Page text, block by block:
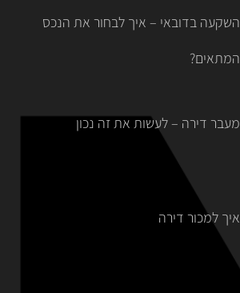
השקעה בדובאי – איך לבחור את הנכס
המתאים?
מעבר דירה – לעשות את זה נכון
איך למכור דירה